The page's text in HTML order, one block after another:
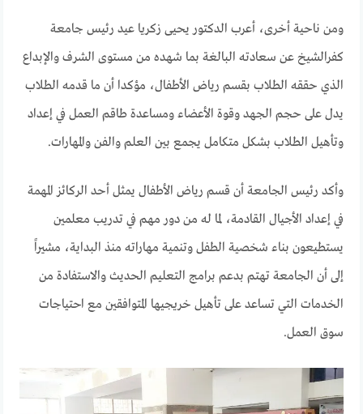
ومن ناحية أخرى، أعرب الدكتور يحيى زكريا عيد رئيس جامعة
كفرالشيخ عن سعادته البالغة بما شهده من مستوى الشرف والإبداع
الذي حققه الطلاب بقسم رياض الأطفال، مؤكدا أن ما قدمه الطلاب
يدل على حجم الجهد وقوة الأعضاء ومساعدة طاقم العمل في إعداد
وتأهيل الطلاب بشكل متكامل يجمع بين العلم والفن والمهارات.
وأكد رئيس الجامعة أن قسم رياض الأطفال يمثل أحد الركائز المهمة
في إعداد الأجيال القادمة، لما له من دور مهم في تدريب معلمين
يستطيعون بناء شخصية الطفل وتنمية مهاراته منذ البداية، مشيراً
إلى أن الجامعة تهتم بدعم برامج التعليم الحديث والاستفادة من
الخدمات التي تساعد على تأهيل خريجيها المتوافقين مع احتياجات
سوق العمل.